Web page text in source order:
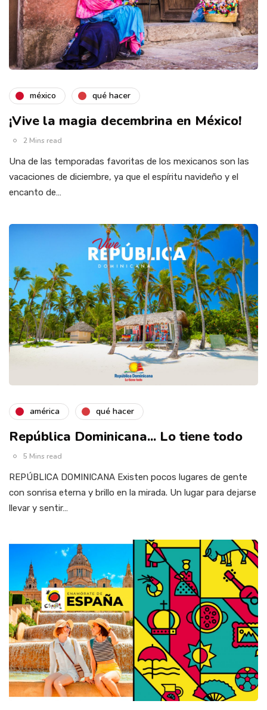
méxico qué hacer
¡Vive la magia decembrina en México!
2 Mins read
Una de las temporadas favoritas de los mexicanos son las
vacaciones de diciembre, ya que el espíritu navideño y el
encanto de…
américa qué hacer
República Dominicana... Lo tiene todo
5 Mins read
REPÚBLICA DOMINICANA Existen pocos lugares de gente
con sonrisa eterna y brillo en la mirada. Un lugar para dejarse
llevar y sentir…